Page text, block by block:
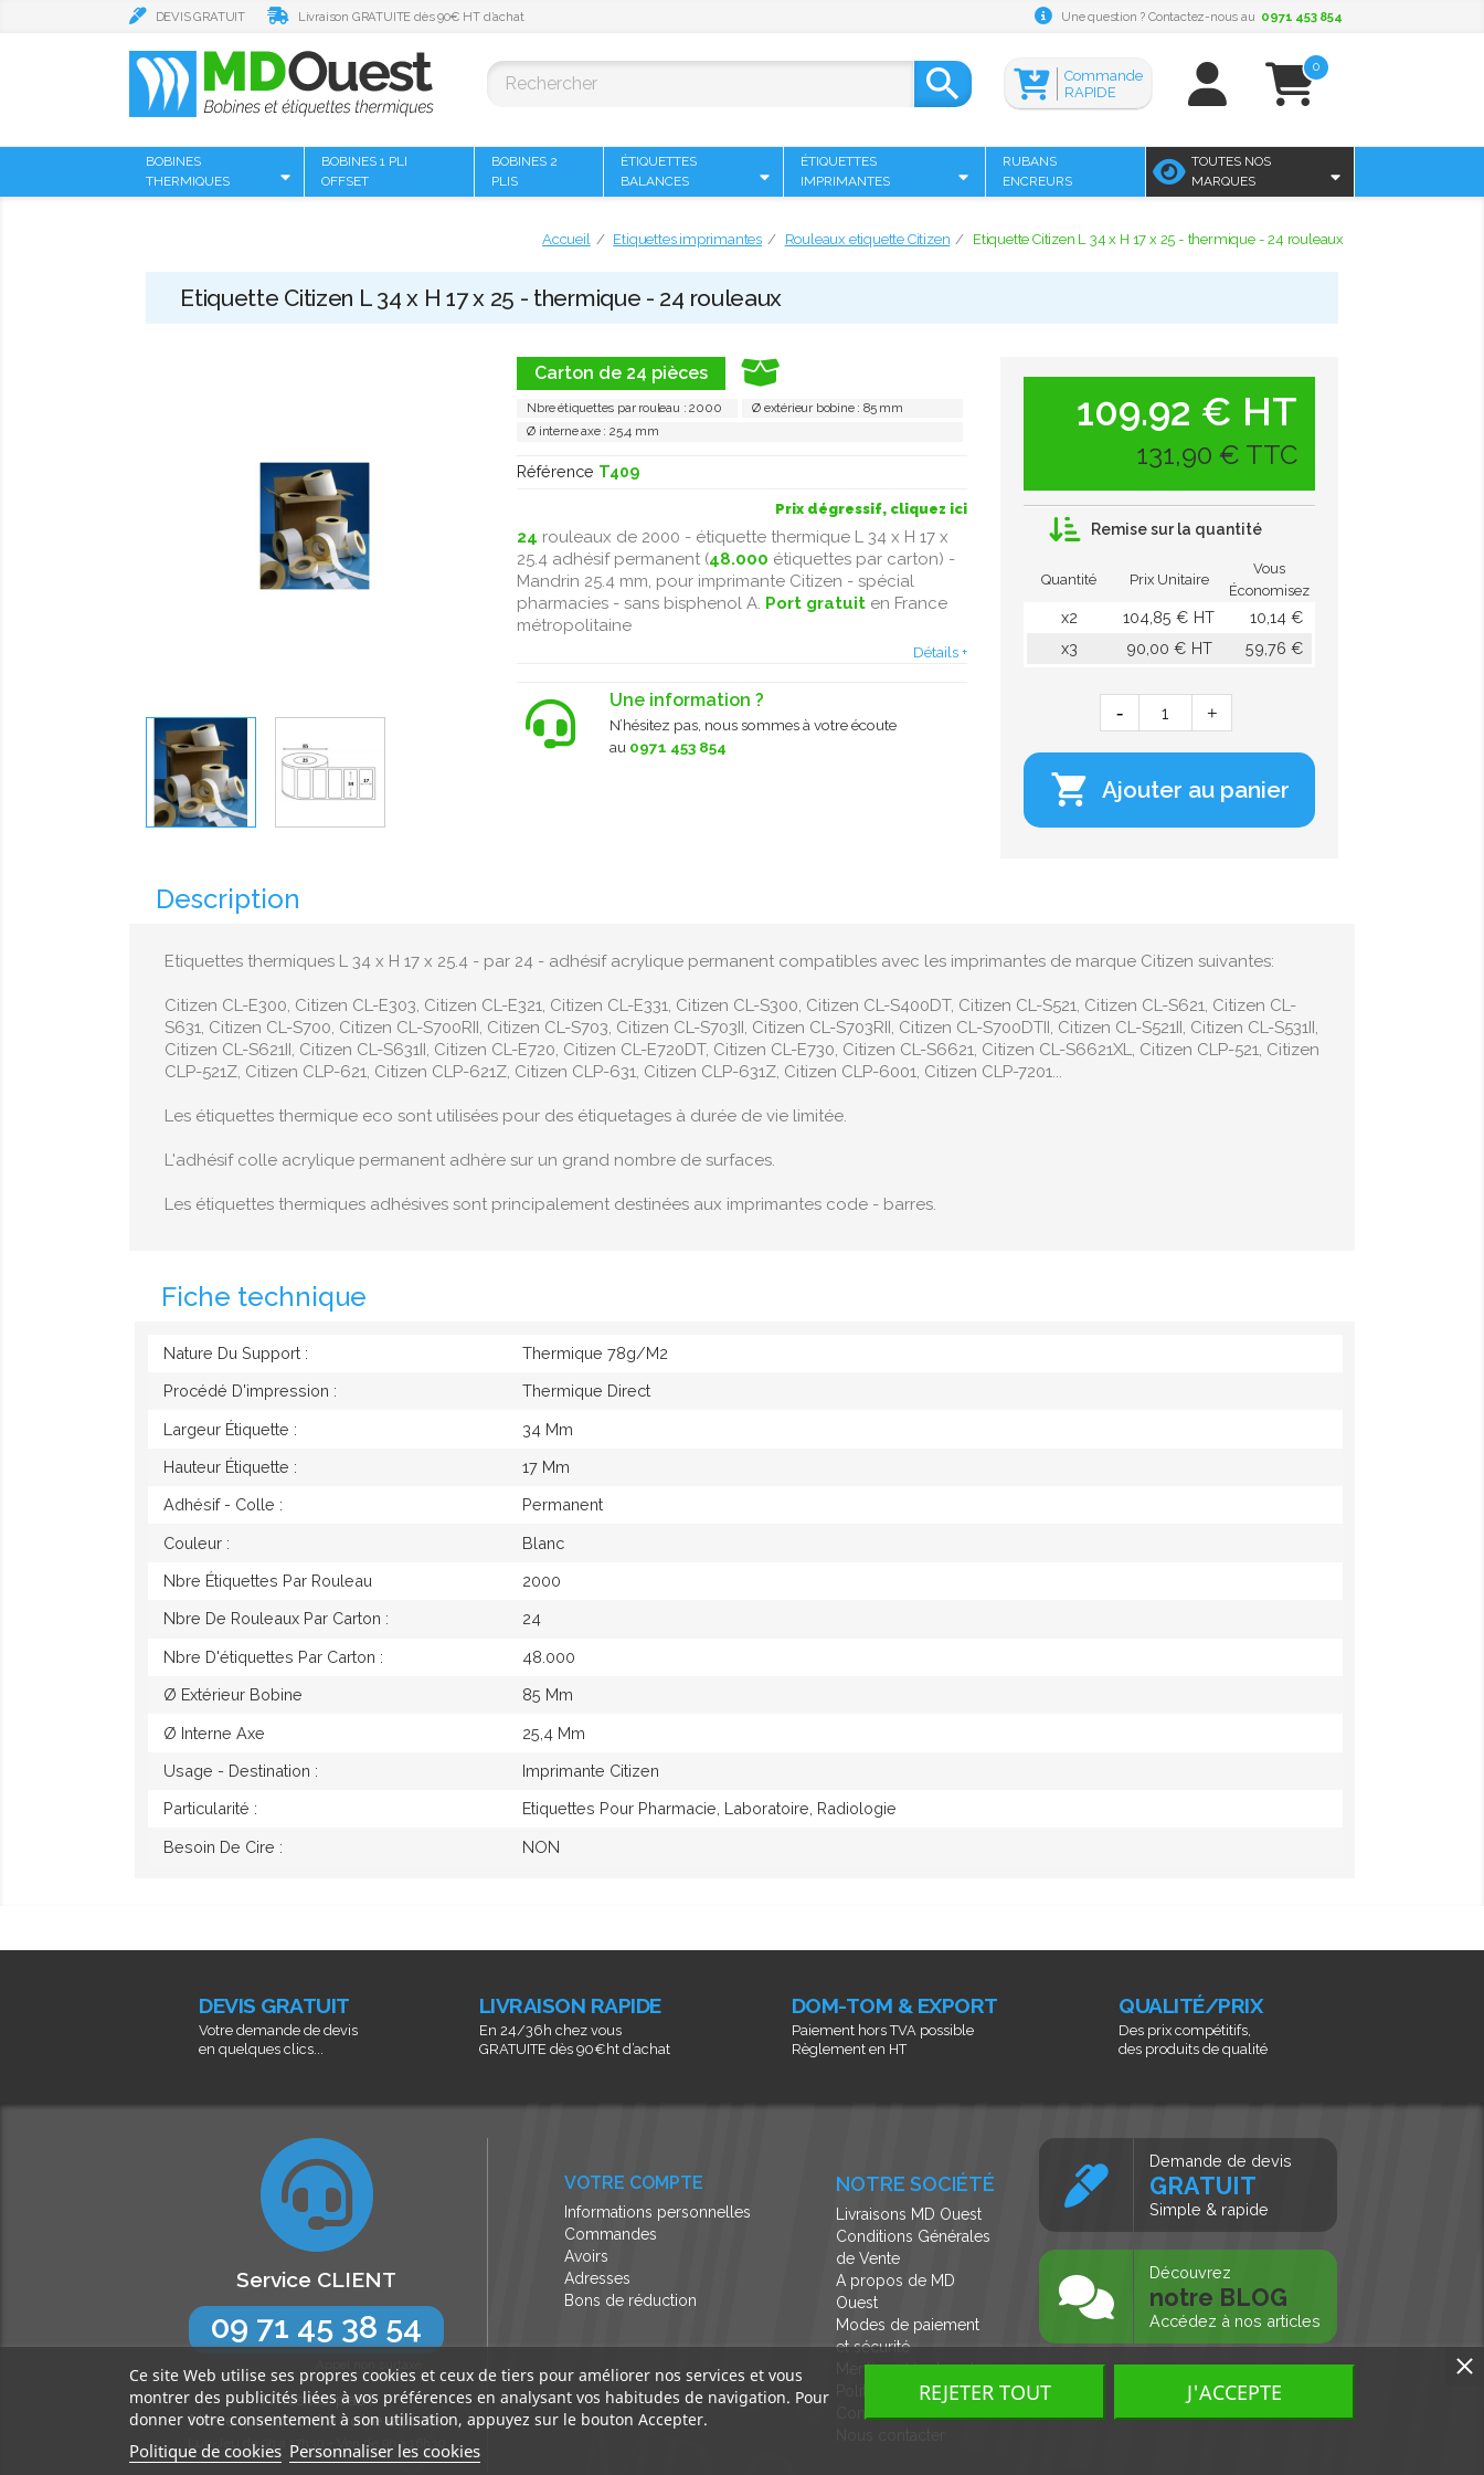
DEVIS GRATUIT Livraison GRATUITE dès 90€ HT d’achat Une question ? Contactez-nous au 0971 453 854
 0
Commande
RAPIDE
BOBINES
THERMIQUES
BOBINES 1 PLI
OFFSET
BOBINES 2
PLIS
ÉTIQUETTES
BALANCES
ÉTIQUETTES
IMPRIMANTES
RUBANS
ENCREURS
TOUTES NOS
MARQUES
Accueil Etiquettes imprimantes Rouleaux etiquette Citizen Etiquette Citizen L 34 x H 17 x 25 - thermique - 24 rouleaux
Etiquette Citizen L 34 x H 17 x 25 - thermique - 24 rouleaux
Carton de 24 pièces
Nbre étiquettes par rouleau : 2000
Ø extérieur bobine : 85 mm
Ø interne axe : 25,4 mm
Référence T409
Prix dégressif, cliquez ici
24 rouleaux de 2000 - étiquette thermique L 34 x H 17 x
25.4 adhésif permanent (48.000 étiquettes par carton) -
Mandrin 25.4 mm, pour imprimante Citizen - spécial
pharmacies - sans bisphenol A. Port gratuit en France
métropolitaine
Détails +
Une information ?
N’hésitez pas, nous sommes à votre écoute
au 0971 453 854
109.92 € HT
131,90 € TTC
Remise sur la quantité
Quantité Prix Unitaire
Vous
Économisez
x2 104,85 € HT
10,14 €
x3
90,00 € HT 59,76 €
 Ajouter au panier
Description
Etiquettes thermiques L 34 x H 17 x 25.4 - par 24 - adhésif acrylique permanent compatibles avec les imprimantes de marque Citizen suivantes:
Citizen CL-E300, Citizen CL-E303, Citizen CL-E321, Citizen CL-E331, Citizen CL-S300, Citizen CL-S400DT, Citizen CL-S521, Citizen CL-S621, Citizen CL-
S631, Citizen CL-S700, Citizen CL-S700RII, Citizen CL-S703, Citizen CL-S703II, Citizen CL-S703RII, Citizen CL-S700DTII, Citizen CL-S521II, Citizen CL-S531II,
Citizen CL-S621II, Citizen CL-S631II, Citizen CL-E720, Citizen CL-E720DT, Citizen CL-E730, Citizen CL-S6621, Citizen CL-S6621XL, Citizen CLP-521, Citizen
CLP-521Z, Citizen CLP-621, Citizen CLP-621Z, Citizen CLP-631, Citizen CLP-631Z, Citizen CLP-6001, Citizen CLP-7201...
Les étiquettes thermique eco sont utilisées pour des étiquetages à durée de vie limitée.
L'adhésif colle acrylique permanent adhère sur un grand nombre de surfaces.
Les étiquettes thermiques adhésives sont principalement destinées aux imprimantes code - barres.
Fiche technique
Nature Du Support : Thermique 78g/M2
Procédé D'impression : Thermique Direct
Largeur Étiquette : 34 Mm
Hauteur Étiquette : 17 Mm
Adhésif - Colle : Permanent
Couleur : Blanc
Nbre Étiquettes Par Rouleau 2000
Nbre De Rouleaux Par Carton : 24
Nbre D'étiquettes Par Carton : 48.000
Ø Extérieur Bobine 85 Mm
Ø Interne Axe 25,4 Mm
Usage - Destination : Imprimante Citizen
Particularité : Etiquettes Pour Pharmacie, Laboratoire, Radiologie
Besoin De Cire : NON
DEVIS GRATUIT
Votre demande de devis
en quelques clics...
LIVRAISON RAPIDE
En 24/36h chez vous
GRATUITE dès 90€ht d’achat
DOM-TOM & EXPORT
Paiement hors TVA possible
Règlement en HT
QUALITÉ/PRIX
Des prix compétitifs,
des produits de qualité
NOTRE SOCIÉTÉ
Livraisons MD Ouest
Conditions Générales
de Vente
A propos de MD
Ouest
Modes de paiement
et sécurité
Mentions légales et
Politique de
VOTRE COMPTE
Informations personnelles
Commandes
Avoirs
Adresses
Bons de réduction
Service CLIENT
09 71 45 38 54
N’hésitez pas !
Nos experts sont à votre écoute
Lun-Jeu de 9h à 17h30 - Ven de 9h à 16h30
Demande de devis
GRATUIT
Simple & rapide
Découvrez
notre BLOG
Accédez à nos articles
Ce site Web utilise ses propres cookies et ceux de tiers pour améliorer nos services et vous
montrer des publicités liées à vos préférences en analysant vos habitudes de navigation. Pour
donner votre consentement à son utilisation, appuyez sur le bouton Accepter.
Politique de cookies Personnaliser les cookies
REJETER TOUT J'ACCEPTE